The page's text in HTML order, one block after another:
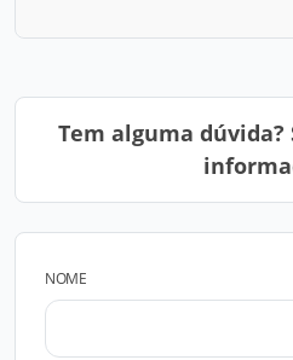
Tem alguma
NOME